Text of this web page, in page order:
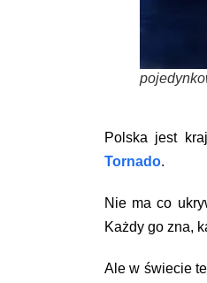
Polska jest
Tornado.
Nie ma co
Każdy go zna,
Ale w świecie